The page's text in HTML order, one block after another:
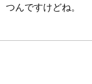
つんですけどね。